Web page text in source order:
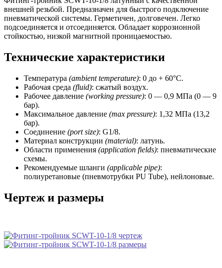
внешней резьбой. Предназначен для быстрого подключение
пневматической системы. Герметичен, долговечен. Легко
подсоединяется и отсоединяется. Обладает коррозионной
стойкостью, низкой магнитной проницаемостью.
Технические характеристики
Температура (ambient temperature): 0 до + 60°C.
Рабочая среда (fluid): сжатый воздух.
Рабочее давление (working pressure): 0 — 0,9 МПа (0 — 9
бар).
Максимальное давление (max pressure): 1,32 МПа (13,2
бар).
Соединение (port size): G1/8.
Материал конструкции (material): латунь.
Области применения (application fields): пневматические
схемы.
Рекомендуемые шланги (applicable pipe):
полиуретановые (пневмотрубки PU Tube), нейлоновые.
Чертеж и размеры